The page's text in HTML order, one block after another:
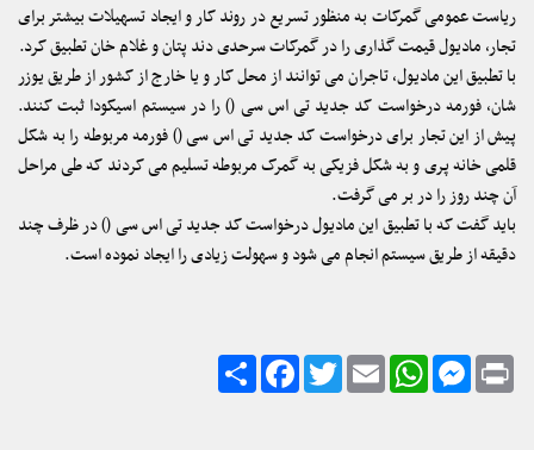
ریاست عمومی گمرکات به منظور تسریع در روند کار و ایجاد تسهیلات بیشتر برای
تجار، مادیول قیمت گذاری را در گمرکات سرحدی دند پتان و غلام خان تطبیق کرد.
با تطبیق این مادیول، تاجران می توانند از محل کار و یا خارج از کشور از طریق یوزر
شان، فورمه درخواست کد جدید تی اس سی () را در سیستم اسیکودا ثبت کنند.
پیش از این تجار برای درخواست کد جدید تی اس سی () فورمه مربوطه را به شکل
قلمی خانه پری و به شکل فزیکی به گمرک مربوطه تسلیم می کردند که طی مراحل
آن چند روز را در بر می گرفت.
باید گفت که با تطبیق این مادیول درخواست کد جدید تی اس سی () در ظرف چند
دقیقه از طریق سیستم انجام می شود و سهولت زیادی را ایجاد نموده است.